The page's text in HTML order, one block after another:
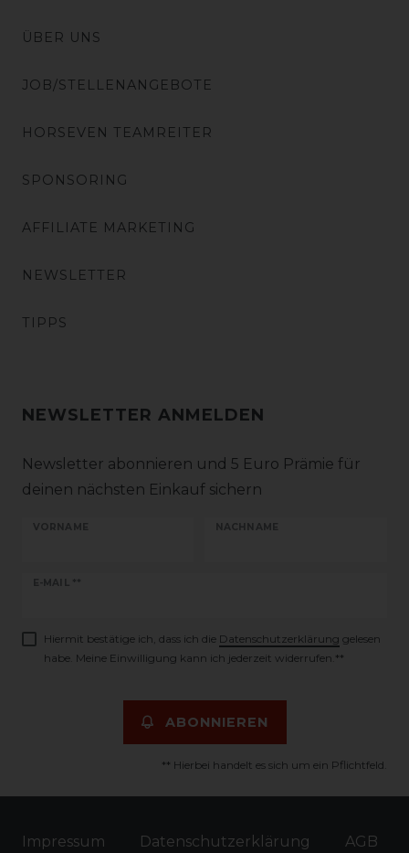
ÜBER UNS
JOB/STELLENANGEBOTE
HORSEVEN TEAMREITER
SPONSORING
AFFILIATE MARKETING
NEWSLETTER
TIPPS
NEWSLETTER ANMELDEN
Newsletter abonnieren und 5 Euro Prämie für
deinen nächsten Einkauf sichern
VORNAME NACHNAME
E-MAIL **
Newsletter
Hiermit bestätige ich, dass ich die Daten­schutz­erklärung gelesen
habe. Meine Einwilligung kann ich jederzeit widerrufen.**
ABONNIEREN
** Hierbei handelt es sich um ein Pflichtfeld.
Impressum Daten­schutz­erklärung AGB